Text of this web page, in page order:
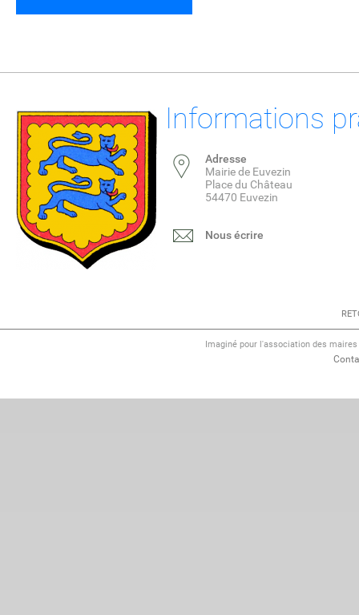
Informations
Adresse
Mairie de Euvezin
Place du Château
54470 Euvezin
Nous écrire
Imaginé pour l'association des